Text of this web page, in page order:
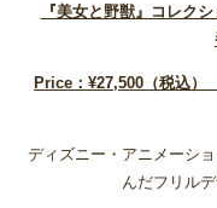
『美女と野獣』コレク
Price ：¥27,500 （税込
ディズニー・アニメーシ
んだフリル